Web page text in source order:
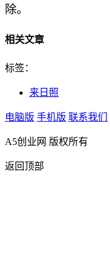
除。
相关文章
标签：
来日照
电脑版 手机版 联系我们
A5创业网 版权所有
返回顶部